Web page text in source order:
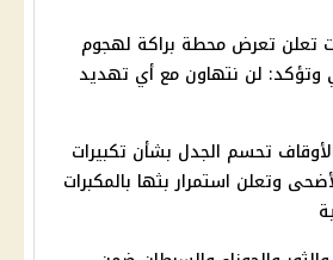
تعلن تعرض محطة براكة لهجوم
وتؤكد: لن نتهاون مع أي تهديد
تحسم الجدل بشأن تكبيرات
وتعلن استمرار بثها بالمكبرات